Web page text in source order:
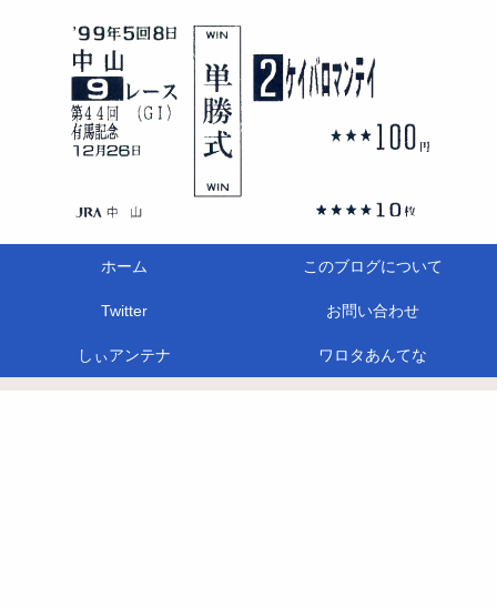
ホーム このブログについて
Twitter お問い合わせ
しぃアンテナ ワロタあんてな